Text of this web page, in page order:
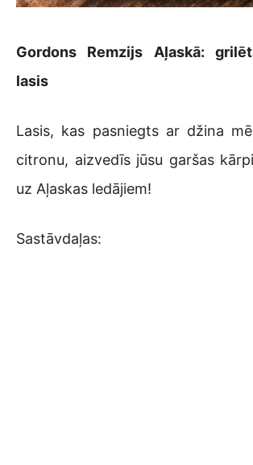
Gordons Remzijs Aļaskā:
lasis
Lasis, kas pasniegts ar džina
citronu, aizvedīs jūsu garšas
uz Aļaskas ledājiem!
Sastāvdaļas: